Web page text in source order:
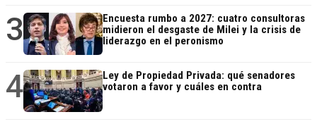
3
Encuesta rumbo a 2027: cuatro consultoras
midieron el desgaste de Milei y la crisis de
liderazgo en el peronismo
4
Ley de Propiedad Privada: qué senadores
votaron a favor y cuáles en contra